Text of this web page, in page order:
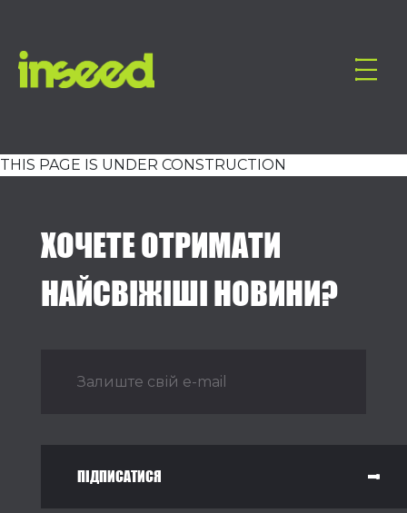
THIS PAGE IS UNDER CONSTRUCTION
ХОЧЕТЕ ОТРИМАТИ
НАЙСВІЖІШІ НОВИНИ?
ПІДПИСАТИСЯ